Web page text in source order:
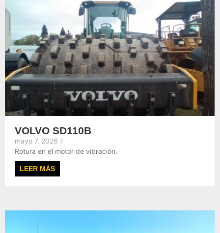
VOLVO SD110B
mayo 7, 2026 /
Rotura en el motor de vibración.
LEER MÁS